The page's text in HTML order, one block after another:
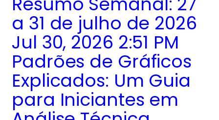
a 31 de julho de 2026
Jul 30, 2026 2:51 PM
Padrões de Gráficos
Explicados: Um Guia
para Iniciantes em